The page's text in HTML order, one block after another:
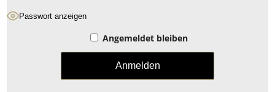
Passwort anzeigen
Angemeldet bleiben